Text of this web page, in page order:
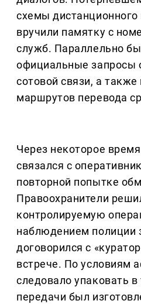
схемы
вручили памятку с
служб. Параллельно
официальные запросы
сотовой связи, а также
маршрутов перевода
Через некоторое
связался с
повторной попытке
Правоохранители
контролируемую
наблюдением полиции
договорился с
встрече. По условиям
следовало упаковать
передачи был